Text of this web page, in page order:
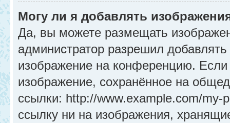
Могу ли я добавлять
Да, вы можете размещать
администратор разрешил
изображение на конференцию.
изображение, сохранённое на
ссылки: http://www.example.com/
ссылку ни на изображения,